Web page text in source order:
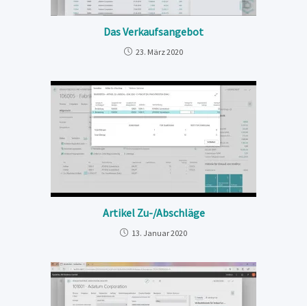
Das Verkaufsangebot
23. März 2020
Artikel Zu-/Abschläge
13. Januar 2020